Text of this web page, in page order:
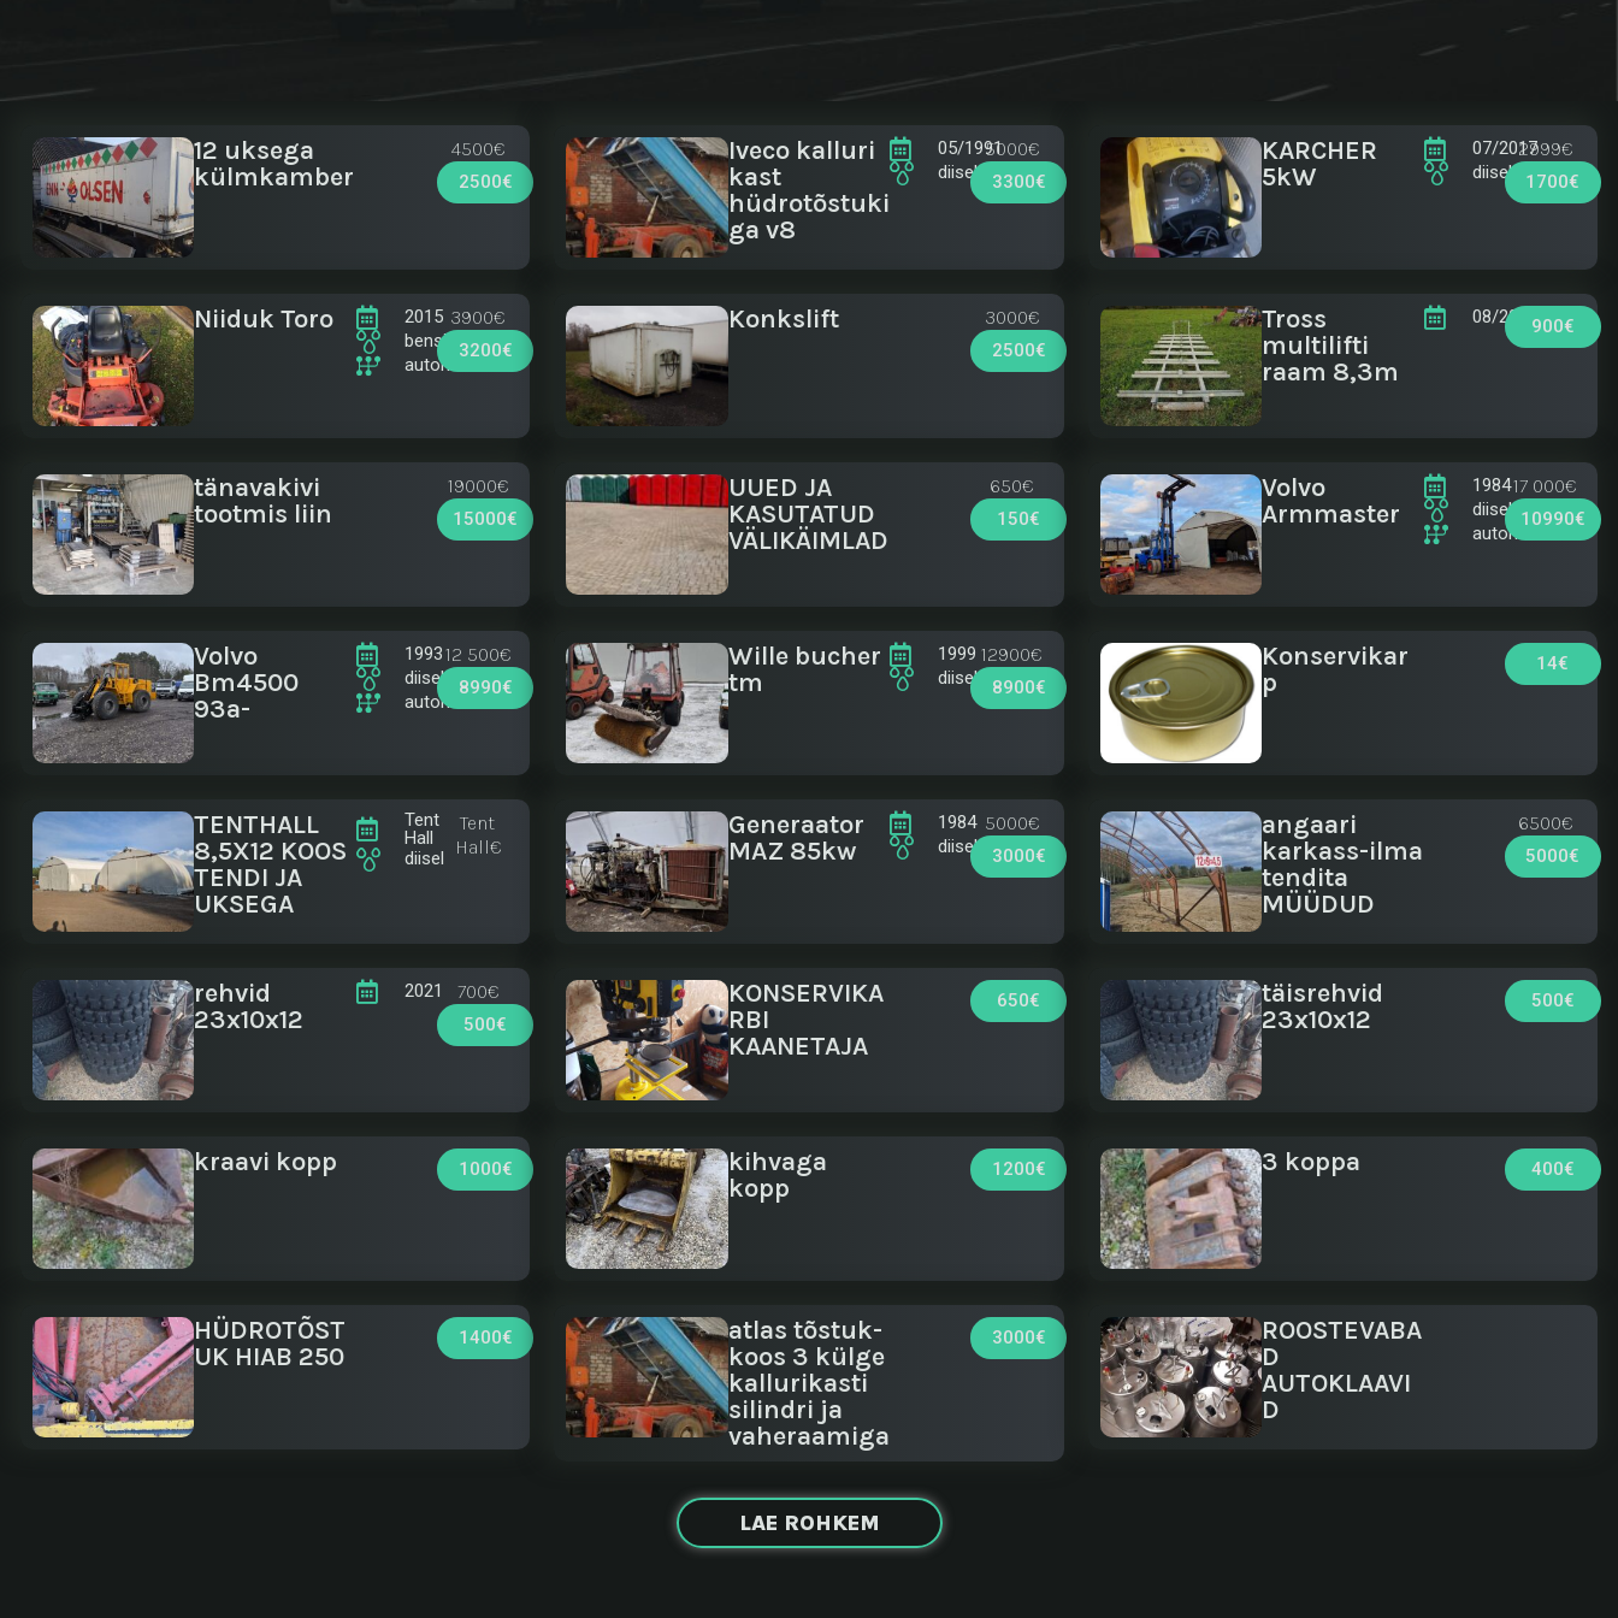
12 uksega
külmkamber
4500€
2500€
Iveco kalluri
kast
hüdrotõstuki
ga v8
05/1991
diisel
5000€
3300€
KARCHER
5kW
07/2017
diisel
2999€
1700€
Niiduk Toro
2015
bensiin
automaat
3900€
3200€
Konkslift 3000€
2500€
Tross
multilifti
raam 8,3m
08/2018900€
tänavakivi
tootmis liin
19000€
15000€
UUED JA
KASUTATUD
VÄLIKÄIMLAD
650€
150€
Volvo
Armmaster
1984
diisel
automaat
17 000€
10990€
Volvo
Bm4500
93a-
1993
diisel
automaat
12 500€
8990€
Wille bucher
tm
1999
diisel
12900€
8900€
Konservikar
p
14€
TENTHALL
8,5X12 KOOS
TENDI JA
UKSEGA
Tent
Hall
diisel
Tent
Hall€
Generaator
MAZ 85kw
1984
diisel
5000€
3000€
angaari
karkass-ilma
tendita
MÜÜDUD
6500€
5000€
rehvid
23x10x12
2021 700€
500€
KONSERVIKA
RBI
KAANETAJA
650€
täisrehvid
23x10x12
500€
kraavi kopp 1000€
kihvaga
kopp
1200€ 3 koppa 400€
HÜDROTÕST
UK HIAB 250
1400€
atlas tõstuk-
koos 3 külge
kallurikasti
silindri ja
vaheraamiga
3000€
ROOSTEVABA
D
AUTOKLAAVI
D
LAE ROHKEM